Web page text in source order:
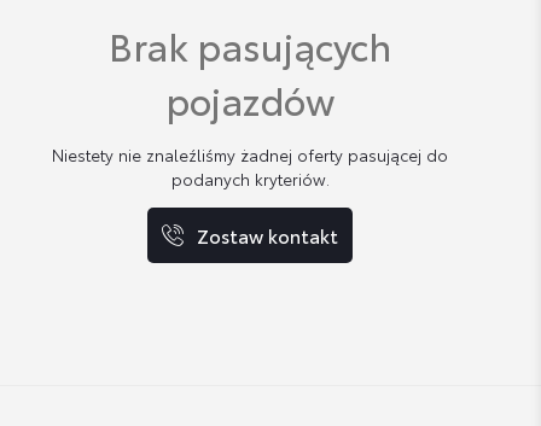
Brak pasujących
pojazdów
Niestety nie znaleźliśmy żadnej oferty pasującej do
podanych kryteriów.
Zostaw kontakt